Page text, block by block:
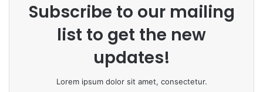
Subscribe to our mailing
list to get the new
updates!
Lorem ipsum dolor sit amet, consectetur.